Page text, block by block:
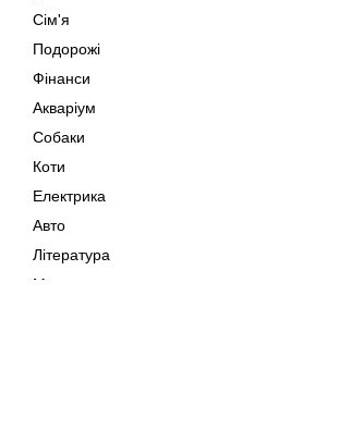
Сім'я
Подорожі
Фінанси
Акваріум
Собаки
Коти
Електрика
Авто
Література
Музика